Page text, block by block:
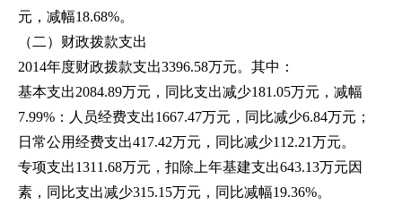
元，减幅18.68%。
（二）财政拨款支出
2014年度财政拨款支出3396.58万元。其中：
基本支出2084.89万元，同比支出减少181.05万元，减幅
7.99%：人员经费支出1667.47万元，同比减少6.84万元；
日常公用经费支出417.42万元，同比减少112.21万元。
专项支出1311.68万元，扣除上年基建支出643.13万元因
素，同比支出减少315.15万元，同比减幅19.36%。